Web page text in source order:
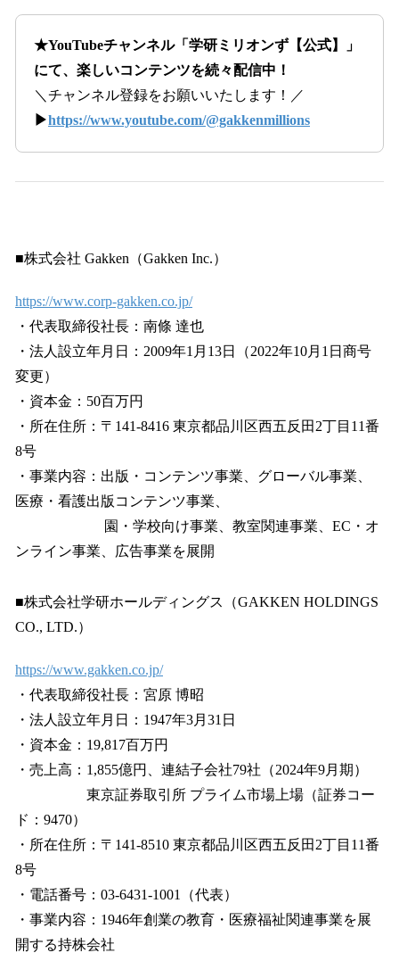
★YouTubeチャンネル「学研ミリオンず【公式】」
にて、楽しいコンテンツを続々配信中！
＼チャンネル登録をお願いいたします！／
▶https://www.youtube.com/@gakkenmillions
■株式会社 Gakken（Gakken Inc.）
https://www.corp-gakken.co.jp/
・代表取締役社長：南條 達也
・法人設立年月日：2009年1月13日（2022年10月1日商号
変更）
・資本金：50百万円
・所在住所：〒141-8416 東京都品川区西五反田2丁目11番
8号
・事業内容：出版・コンテンツ事業、グローバル事業、
医療・看護出版コンテンツ事業、
園・学校向け事業、教室関連事業、EC・オ
ンライン事業、広告事業を展開
■株式会社学研ホールディングス（GAKKEN HOLDINGS
CO., LTD.）
https://www.gakken.co.jp/
・代表取締役社長：宮原 博昭
・法人設立年月日：1947年3月31日
・資本金：19,817百万円
・売上高：1,855億円、連結子会社79社（2024年9月期）
東京証券取引所 プライム市場上場（証券コー
ド：9470）
・所在住所：〒141-8510 東京都品川区西五反田2丁目11番
8号
・電話番号：03-6431-1001（代表）
・事業内容：1946年創業の教育・医療福祉関連事業を展
開する持株会社